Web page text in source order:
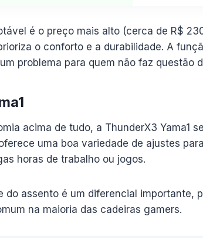
é o preço mais alto (cerca de R$
o conforto e a durabilidade. A
problema para quem não faz questão
acima de tudo, a ThunderX3 Yama1
uma boa variedade de ajustes
horas de trabalho ou jogos.
do assento é um diferencial importante,
na maioria das cadeiras gamers.